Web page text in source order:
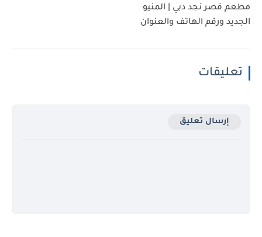
مطعم قصر نجد دبي | المنيو
الجديد ورقم الهاتف والعنوان
تعليقات
إرسال تعليق